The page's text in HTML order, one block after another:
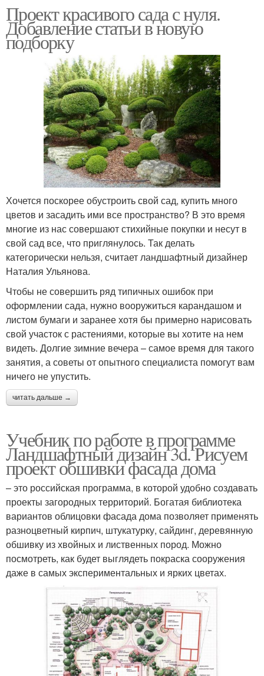
Проект красивого сада с нуля.
Добавление статьи в новую
подборку
Хочется поскорее обустроить свой сад, купить много
цветов и засадить ими все пространство? В это время
многие из нас совершают стихийные покупки и несут в
свой сад все, что приглянулось. Так делать
категорически нельзя, считает ландшафтный дизайнер
Наталия Ульянова.
Чтобы не совершить ряд типичных ошибок при
оформлении сада, нужно вооружиться карандашом и
листом бумаги и заранее хотя бы примерно нарисовать
свой участок с растениями, которые вы хотите на нем
видеть. Долгие зимние вечера – самое время для такого
занятия, а советы от опытного специалиста помогут вам
ничего не упустить.
читать дальше →
Учебник по работе в программе
Ландшафтный дизайн 3d. Рисуем
проект обшивки фасада дома
– это российская программа, в которой удобно создавать
проекты загородных территорий. Богатая библиотека
вариантов облицовки фасада дома позволяет применять
разноцветный кирпич, штукатурку, сайдинг, деревянную
обшивку из хвойных и лиственных пород. Можно
посмотреть, как будет выглядеть покраска сооружения
даже в самых экспериментальных и ярких цветах.